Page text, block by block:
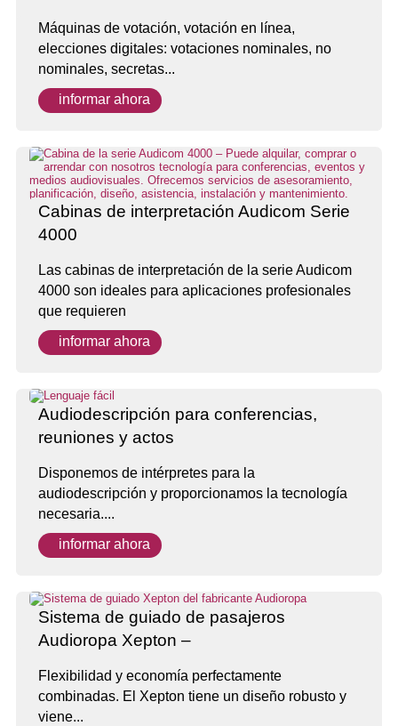
Máquinas de votación, votación en línea,
elecciones digitales: votaciones nominales, no
nominales, secretas...
informar ahora
Cabinas de interpretación Audicom Serie
4000
Las cabinas de interpretación de la serie Audicom
4000 son ideales para aplicaciones profesionales
que requieren
informar ahora
Audiodescripción para conferencias,
reuniones y actos
Disponemos de intérpretes para la
audiodescripción y proporcionamos la tecnología
necesaria....
informar ahora
Sistema de guiado de pasajeros
Audioropa Xepton –
Flexibilidad y economía perfectamente
combinadas. El Xepton tiene un diseño robusto y
viene...